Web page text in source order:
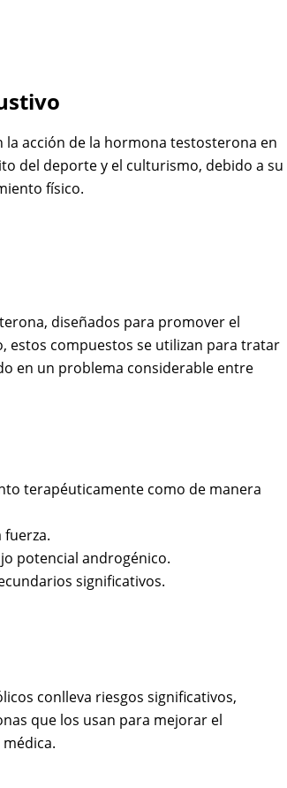
acción de la hormona testosterona en
del deporte y el culturismo, debido a su
físico.
diseñados para promover el
estos compuestos se utilizan para tratar
en un problema considerable entre
terapéuticamente como de manera
fuerza.
potencial androgénico.
significativos.
conlleva riesgos significativos,
que los usan para mejorar el